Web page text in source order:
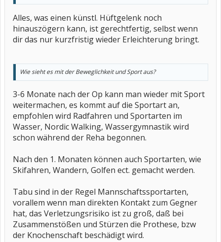
Alles, was einen künstl. Hüftgelenk noch
hinauszögern kann, ist gerechtfertig, selbst wenn
dir das nur kurzfristig wieder Erleichterung bringt.
Wie sieht es mit der Beweglichkeit und Sport aus?
3-6 Monate nach der Op kann man wieder mit Sport
weitermachen, es kommt auf die Sportart an,
empfohlen wird Radfahren und Sportarten im
Wasser, Nordic Walking, Wassergymnastik wird
schon während der Reha begonnen.
Nach den 1. Monaten können auch Sportarten, wie
Skifahren, Wandern, Golfen ect. gemacht werden.
Tabu sind in der Regel Mannschaftssportarten,
vorallem wenn man direkten Kontakt zum Gegner
hat, das Verletzungsrisiko ist zu groß, daß bei
Zusammenstößen und Stürzen die Prothese, bzw
der Knochenschaft beschädigt wird.